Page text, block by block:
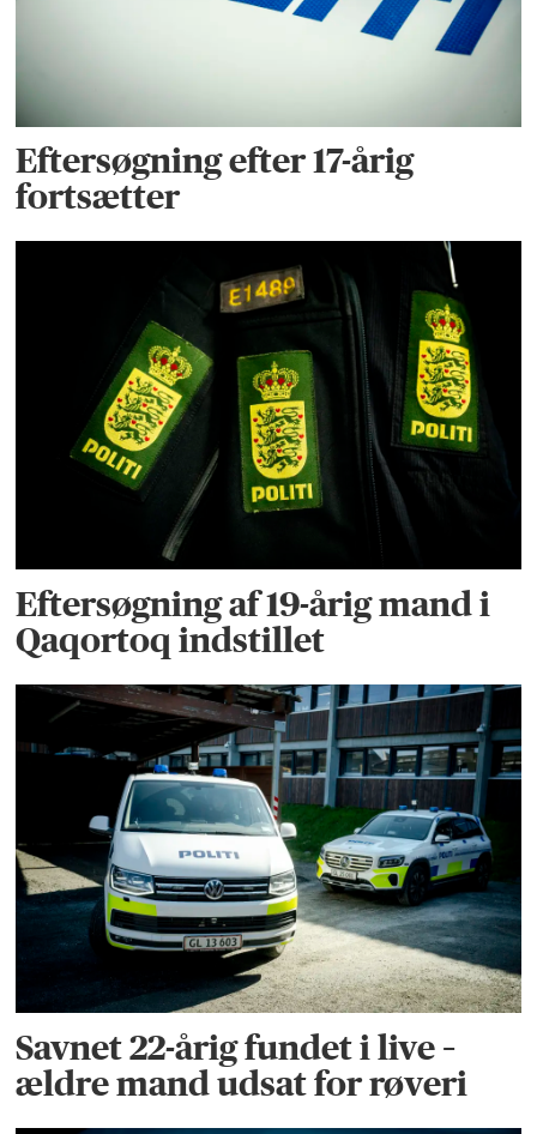
Eftersøgning efter 17-årig
fortsætter
Eftersøgning af 19-årig mand i
Qaqortoq indstillet
Savnet 22-årig fundet i live –
ældre mand udsat for røveri